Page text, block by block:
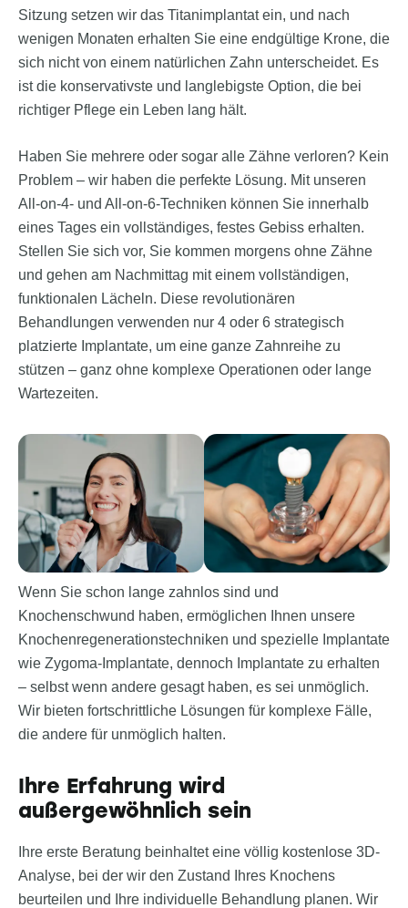
Sitzung setzen wir das Titanimplantat ein, und nach
wenigen Monaten erhalten Sie eine endgültige Krone, die
sich nicht von einem natürlichen Zahn unterscheidet. Es
ist die konservativste und langlebigste Option, die bei
richtiger Pflege ein Leben lang hält.
Haben Sie mehrere oder sogar alle Zähne verloren? Kein
Problem – wir haben die perfekte Lösung. Mit unseren
All-on-4- und All-on-6-Techniken können Sie innerhalb
eines Tages ein vollständiges, festes Gebiss erhalten.
Stellen Sie sich vor, Sie kommen morgens ohne Zähne
und gehen am Nachmittag mit einem vollständigen,
funktionalen Lächeln. Diese revolutionären
Behandlungen verwenden nur 4 oder 6 strategisch
platzierte Implantate, um eine ganze Zahnreihe zu
stützen – ganz ohne komplexe Operationen oder lange
Wartezeiten.
Wenn Sie schon lange zahnlos sind und
Knochenschwund haben, ermöglichen Ihnen unsere
Knochenregenerationstechniken und spezielle Implantate
wie Zygoma-Implantate, dennoch Implantate zu erhalten
– selbst wenn andere gesagt haben, es sei unmöglich.
Wir bieten fortschrittliche Lösungen für komplexe Fälle,
die andere für unmöglich halten.
Ihre Erfahrung wird
außergewöhnlich sein
Ihre erste Beratung beinhaltet eine völlig kostenlose 3D-
Analyse, bei der wir den Zustand Ihres Knochens
beurteilen und Ihre individuelle Behandlung planen. Wir